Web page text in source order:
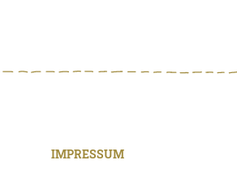
IMPRESSUM